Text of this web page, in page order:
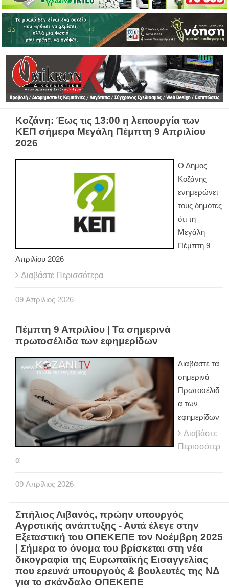
Κοζάνη: Έως τις 13:00 η λειτουργία των
ΚΕΠ σήμερα Μεγάλη Πέμπτη 9 Απριλίου
2026
Ο Δήμος
Κοζάνης
ενημερώνει
τους δημότες
ότι τη
Μεγάλη
Πέμπτη 9
Απριλίου 2026
Διαβάστε Περισσότερα
09 Απρίλιος 2026
Πέμπτη 9 Απριλίου | Τα σημερινά
πρωτοσέλιδα των εφημερίδων
Διαβάστε τα
σημερινά
Πρωτοσέλιδ
α των
εφημερίδων
Διαβάστε
Περισσότερ
α
09 Απρίλιος 2026
Σπήλιος Λιβανός, πρώην υπουργός
Αγροτικής ανάπτυξης - Αυτά έλεγε στην
Εξεταστική του ΟΠΕΚΕΠΕ τον Νοέμβρη 2025
| Σήμερα το όνομα του βρίσκεται στη νέα
δικογραφία της Ευρωπαϊκής Εισαγγελίας
που ερευνά υπουργούς & βουλευτές της ΝΔ
για το σκάνδαλο ΟΠΕΚΕΠΕ